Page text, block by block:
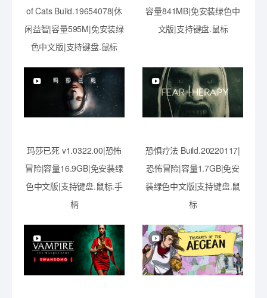
of Cats Build.19654078|休
闲益智|容量595M|免安装绿
色中文版|支持键盘.鼠标
容量841MB|免安装绿色中
文版|支持键盘.鼠标
玛莎已死 v1.0322.00|恐怖
冒险|容量16.9GB|免安装绿
色中文版|支持键盘.鼠标.手
柄
恐惧疗法 Build.20220117|
恐怖冒险|容量1.7GB|免安
装绿色中文版|支持键盘.鼠
标